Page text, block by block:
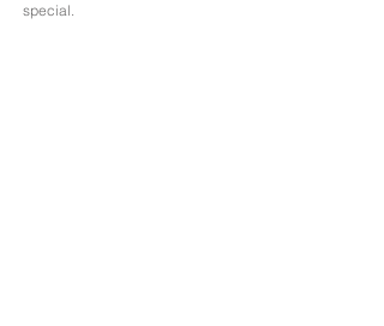
special.